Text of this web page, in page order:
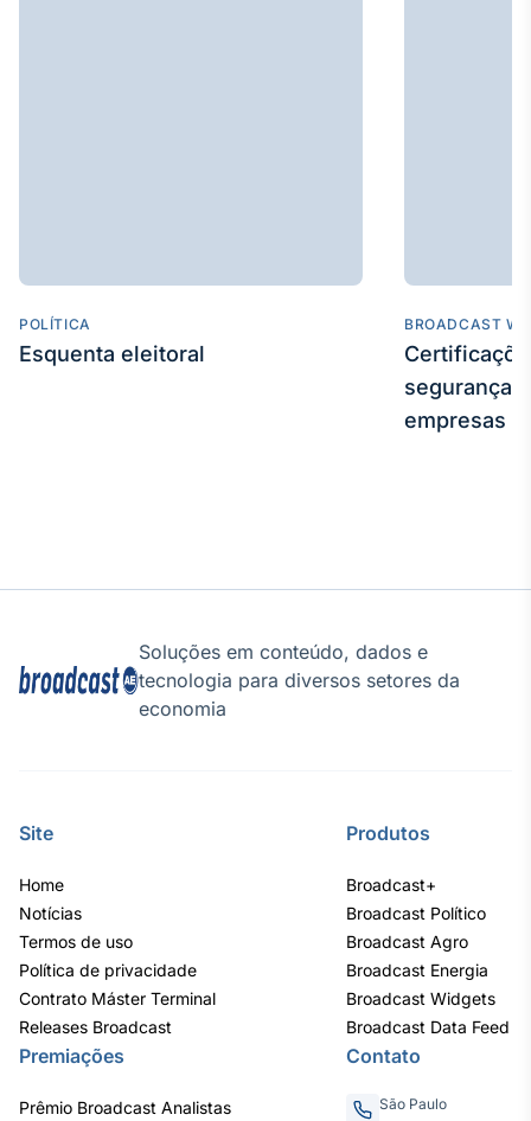
de ativos
Em breve
POLÍTICA
Esquenta eleitoral
BROADCAST
segurança
empresas
Soluções em conteúdo, dados e
tecnologia para diversos setores da
economia
Site
Home
Notícias
Termos de uso
Política de privacidade
Contrato Máster Terminal
Releases Broadcast
Produtos
Broadcast+
Broadcast Político
Broadcast Agro
Broadcast Energia
Broadcast Widgets
Broadcast Data Feed
Premiações
Prêmio Broadcast Analistas
Contato
São Paulo